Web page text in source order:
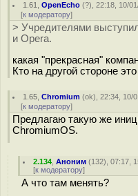
1.61 ,OpenEcho (?), 22:18, 10/
[к модератору]
> Учредителями
и Opera.
какая "прекрасная"
Кто на другой стороне
1.65 ,Chromium (ok), 22:34, 10/
[к модератору]
Предлагаю такую же
ChromiumOS.
2.134 ,Аноним (132), 07:17,
[к модератору]
А что там менять?